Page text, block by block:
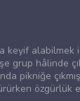
keyif alabilmek
grup hâlinde
pikniğe
özgürlük